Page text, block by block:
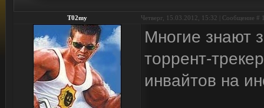
T02my Четверг, 15.03.2012, 15:32 | Сообщение #
Многие знают
торрент-
инвайтов на